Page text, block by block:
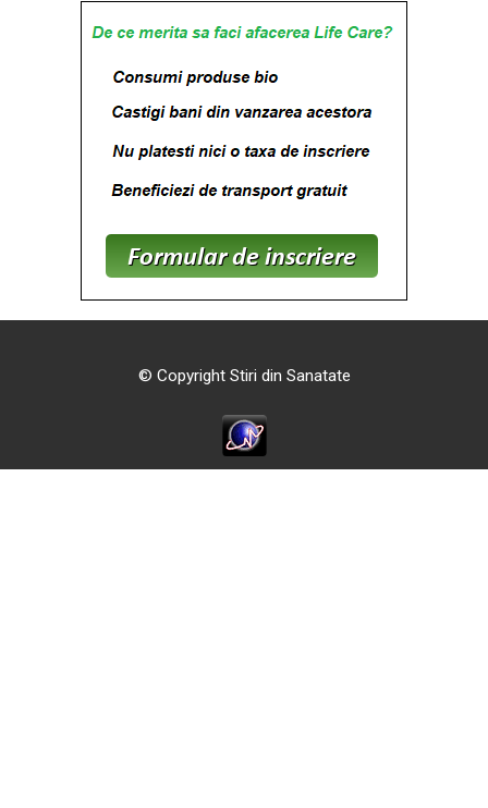
© Copyright Stiri din Sanatate